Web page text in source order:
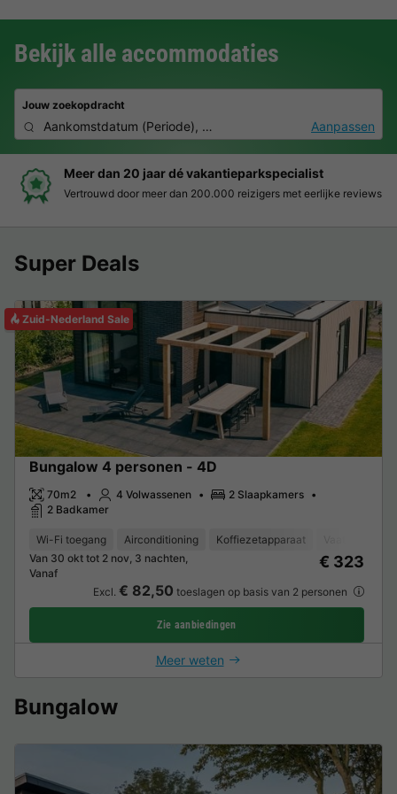
Bekijk alle accommodaties
Jouw zoekopdracht
Aankomstdatum (Periode), 2 personen, 0 huisdierAanpassen
Boek eenvoudig en zonder stress
Duidelijke prijzen, moeiteloos boeken en veilige betaalomgeving
Super Deals
Zuid-Nederland Sale
Bungalow 4 personen - 4D
70m2 4 Volwassenen
2 Slaapkamers
2 Badkamer
Wi-Fi toegang Airconditioning Koffiezetapparaat
Van 30 okt tot 2 nov, 3 nachten,
Vanaf
€ 323
Excl. € 82,50 toeslagen op basis van 2 personen
Zie aanbiedingen
Meer weten
Bungalow